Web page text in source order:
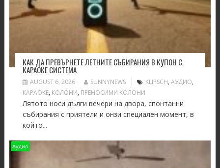
КАК ДА ПРЕВЪРНЕТЕ ЛЕТНИТЕ СЪБИРАНИЯ В КУПОН С
КАРАОКЕ СИСТЕМА
AUGUST 6, 2026 SUNNYNEWS KLIPSCH, АУДИО,
КАРАОКЕ, КОЛОНИ, ПРЕНОСИМИ КОЛОНИ
Лятото носи дълги вечери на двора, спонтанни
събирания с приятели и онзи специален момент, в
който...
Аудио